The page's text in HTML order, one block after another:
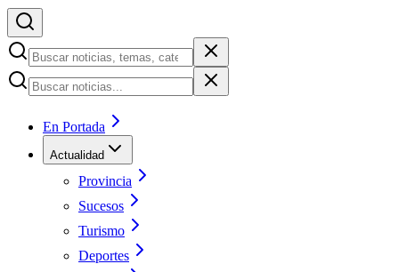
En Portada
Actualidad
Provincia
Sucesos
Turismo
Deportes